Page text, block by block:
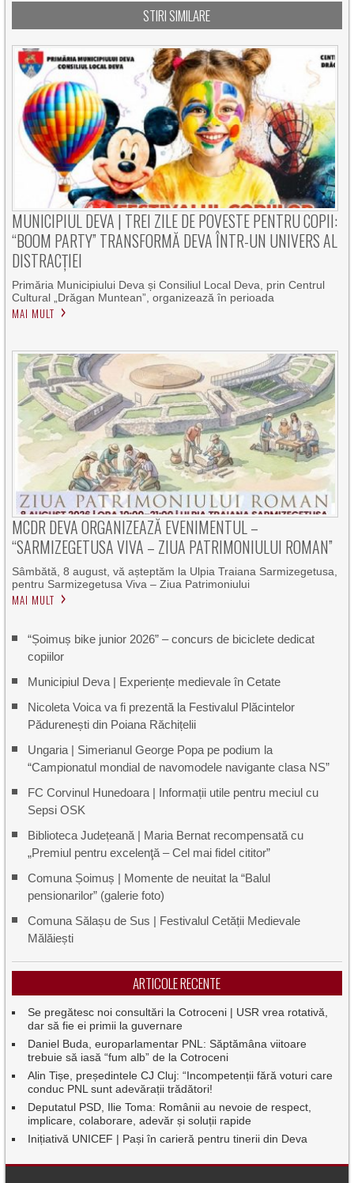
STIRI SIMILARE
MUNICIPIUL DEVA | TREI ZILE DE POVESTE PENTRU COPII:
“BOOM PARTY” TRANSFORMĂ DEVA ÎNTR-UN UNIVERS AL
DISTRACȚIEI
Primăria Municipiului Deva și Consiliul Local Deva, prin Centrul
Cultural „Drăgan Muntean”, organizează în perioada
MAI MULT
MCDR DEVA ORGANIZEAZĂ EVENIMENTUL –
“SARMIZEGETUSA VIVA – ZIUA PATRIMONIULUI ROMAN”
Sâmbătă, 8 august, vă așteptăm la Ulpia Traiana Sarmizegetusa,
pentru Sarmizegetusa Viva – Ziua Patrimoniului
MAI MULT
“Șoimuș bike junior 2026” – concurs de biciclete dedicat
copiilor
Municipiul Deva | Experiențe medievale în Cetate
Nicoleta Voica va fi prezentă la Festivalul Plăcintelor
Pădurenești din Poiana Răchițelii
Ungaria | Simerianul George Popa pe podium la
“Campionatul mondial de navomodele navigante clasa NS”
FC Corvinul Hunedoara | Informații utile pentru meciul cu
Sepsi OSK
Biblioteca Județeană | Maria Bernat recompensată cu
„Premiul pentru excelenţă – Cel mai fidel cititor”
Comuna Șoimuș | Momente de neuitat la “Balul
pensionarilor” (galerie foto)
Comuna Sălașu de Sus | Festivalul Cetății Medievale
Mălăiești
ARTICOLE RECENTE
Se pregătesc noi consultări la Cotroceni | USR vrea rotativă,
dar să fie ei primii la guvernare
Daniel Buda, europarlamentar PNL: Săptămâna viitoare
trebuie să iasă “fum alb” de la Cotroceni
Alin Tișe, președintele CJ Cluj: “Incompetenții fără voturi care
conduc PNL sunt adevărații trădători!
Deputatul PSD, Ilie Toma: Românii au nevoie de respect,
implicare, colaborare, adevăr și soluții rapide
Inițiativă UNICEF | Pași în carieră pentru tinerii din Deva